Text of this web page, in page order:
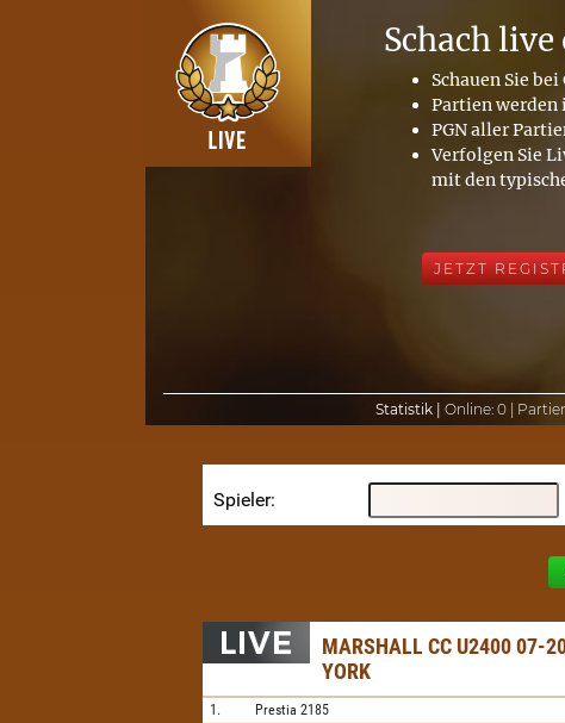
Schach live
Schauen Sie
Partien
PGN aller
Verfolgen Sie
mit den
JETZT
Statistik | Online:0 |
Spieler
MARSHALL CC U2400 07-
YORK
1. Prestia 2185